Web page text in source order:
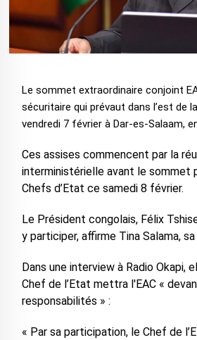
Le sommet extraordinaire conjoint
sécuritaire qui prévaut dans l’est de
vendredi 7 février à Dar-es-Salaam,
Ces assises commencent par la
interministérielle avant le sommet
Chefs d’Etat ce samedi 8 février.
Le Président congolais, Félix
y participer, affirme Tina Salama,
Dans une interview à Radio Okapi,
Chef de l’Etat mettra l'EAC «
responsabilités » :
« Par sa participation, le Chef de